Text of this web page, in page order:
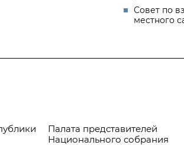
Совет по
местного
Палата представителей
Национального собрания